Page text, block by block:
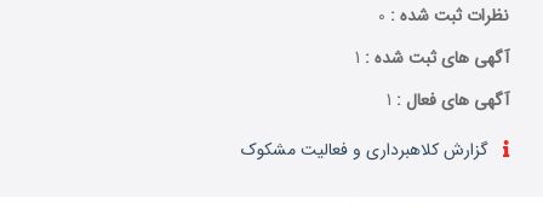
نظرات ثبت شده : 0
آگهی های ثبت شده : 1
آگهی های فعال : 1
گزارش کلاهبرداری و فعالیت مشکوک